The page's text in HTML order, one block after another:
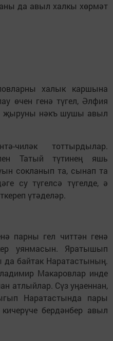
да авыл халкы хөрмәт
халык каршына
өчен генә түгел, Әлфия
җыруны нәкъ шушы авыл
чиләк тоттырдылар.
Татый түтинең яшь
сокланып та, сынап та
су түгелсә түгелде, ә
үтәделәр.
парны гел читтән генә
уянмасын. Яратышып
да байтак Наратастының.
Макаровлар инде
атлыйлар. Сүз уңаеннан,
Наратастында пары
бердәнбер авыл